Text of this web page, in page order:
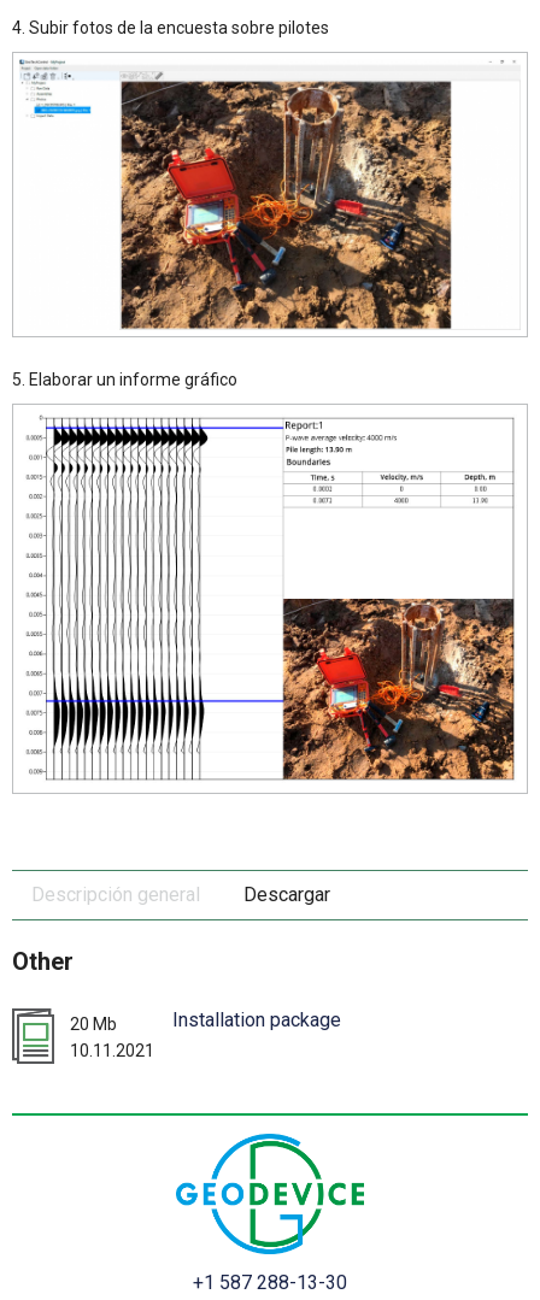
4. Subir fotos de la encuesta sobre pilotes
5. Elaborar un informe gráfico
Descripción general Descargar
Other
20 Mb
10.11.2021
Installation package
+1 587 288-13-30